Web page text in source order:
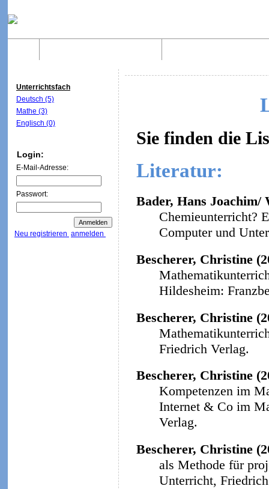
Unterrichtsfach
Deutsch (5)
Mathe (3)
Englisch (0)
Login:
E-Mail-Adresse:
Passwort:
Neu registrieren anmelden
Sie finden die
Literatur:
Bader, Hans Joachim/
Chemieunterricht?
Computer und
Bescherer, Christine
Hildesheim:
Bescherer, Christine
Friedrich Verlag.
Bescherer, Christine
Kompetenzen im
Internet & Co im
Verlag.
Bescherer, Christine
als Methode für
Unterricht,